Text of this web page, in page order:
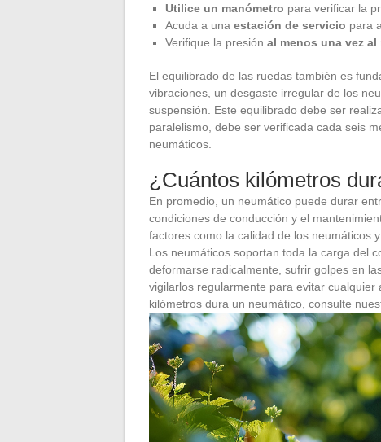
Utilice un manómetro para verificar la
Acuda a una estación de servicio para
Verifique la presión al menos una vez al
El equilibrado de las ruedas también es
vibraciones, un desgaste irregular de los
suspensión. Este equilibrado debe ser
paralelismo, debe ser verificada cada seis
neumáticos.
¿Cuántos kilómetros
En promedio, un neumático puede durar
condiciones de conducción y el
factores como la calidad de los neumáticos
Los neumáticos soportan toda la carga del
deformarse radicalmente, sufrir golpes en
vigilarlos regularmente para evitar
kilómetros dura un neumático, consulte